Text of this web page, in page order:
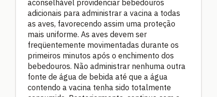
aconselhável providenciar bebedouros
adicionais para administrar a vacina a todas
as aves, favorecendo assim uma proteção
mais uniforme. As aves devem ser
freqüentemente movimentadas durante os
primeiros minutos após o enchimento dos
bebedouros. Não administrar nenhuma outra
fonte de água de bebida até que a água
contendo a vacina tenha sido totalmente